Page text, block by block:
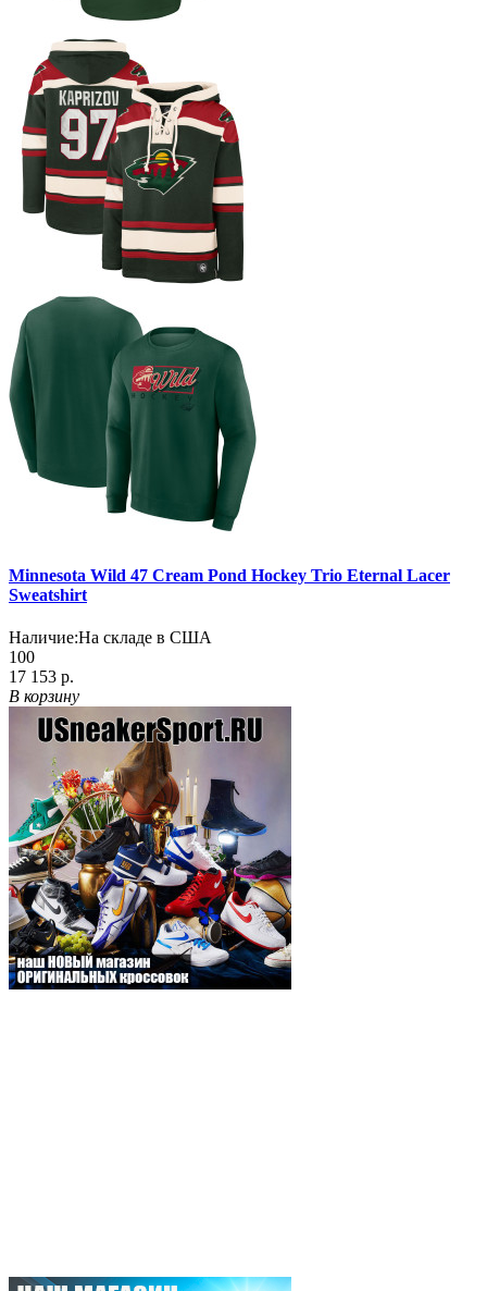
Minnesota Wild 47 Cream Pond Hockey Trio Eternal Lacer
Sweatshirt
Наличие:На складе в США
100
17 153 р.
В корзину